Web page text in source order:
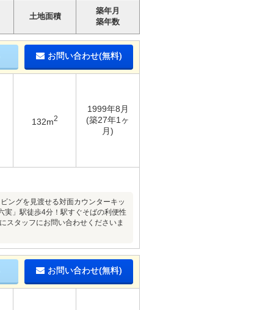
土地面積
築年月
築年数
お問い合わせ(無料)
132m2
1999年8月
(築27年1ヶ
月)
ングを見渡せる対面カウンターキッ
実」駅徒歩4分！駅すぐそばの利便性
スタッフにお問い合わせくださいま
お問い合わせ(無料)